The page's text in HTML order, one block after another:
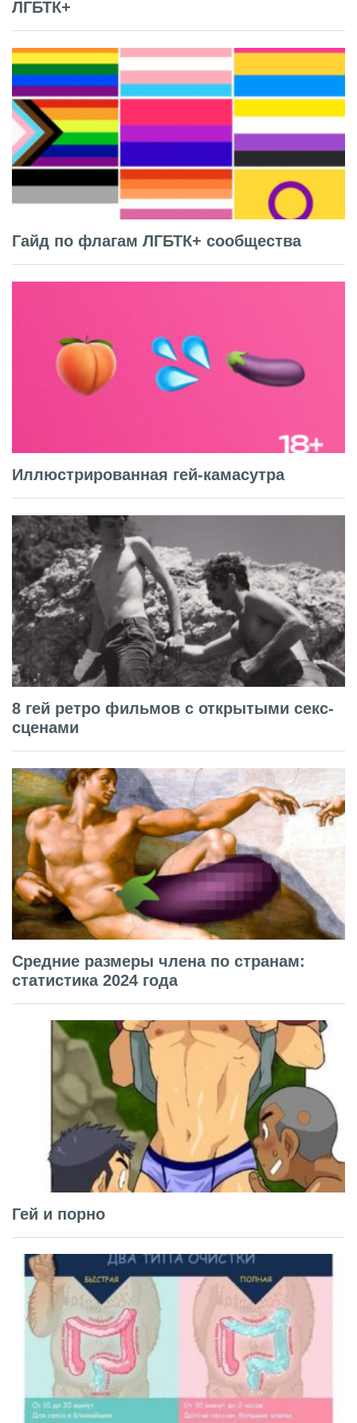
ЛГБТК+
Гайд по флагам ЛГБТК+ сообщества
Иллюстрированная гей-камасутра
8 гей ретро фильмов с открытыми секс-
сценами
Средние размеры члена по странам:
статистика 2024 года
Гей и порно